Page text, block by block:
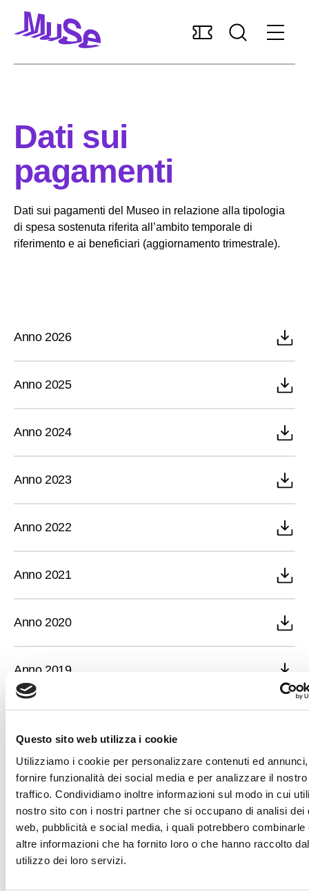
Questo sito web utilizza i cookie
Utilizziamo i cookie per personalizzare contenuti ed
fornire funzionalità dei social media e per analizzare il nostro
traffico. Condividiamo inoltre informazioni sul modo in cui
nostro sito con i nostri partner che si occupano di analisi dei
web, pubblicità e social media, i quali potrebbero combinarle
altre informazioni che ha fornito loro o che hanno raccolto
utilizzo dei loro servizi.
Scopri il museo
Partecipa
Per la scuola
Dati sui
pagamenti
Dati sui pagamenti del Museo in relazione alla tipologia
di spesa sostenuta riferita all’ambito temporale di
riferimento e ai beneficiari (aggiornamento trimestrale).
Anno 2026
Anno 2025
Anno 2024
Anno 2023
Anno 2022
Anno 2021
Anno 2020
Anno 2019
Anno 2017
Anno 2016